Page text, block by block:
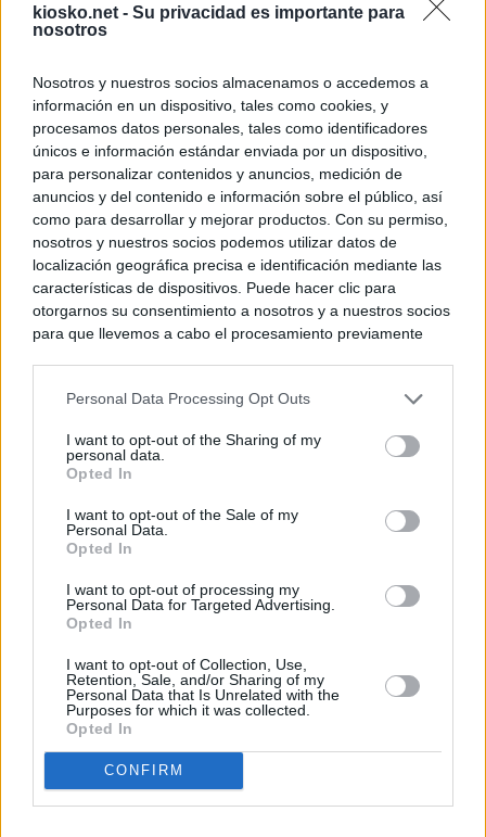
kiosko.net - Su privacidad es importante para
nosotros
Nosotros y nuestros socios almacenamos o accedemos a
información en un dispositivo, tales como cookies, y
procesamos datos personales, tales como identificadores
únicos e información estándar enviada por un dispositivo,
para personalizar contenidos y anuncios, medición de
anuncios y del contenido e información sobre el público, así
como para desarrollar y mejorar productos. Con su permiso,
nosotros y nuestros socios podemos utilizar datos de
localización geográfica precisa e identificación mediante las
características de dispositivos. Puede hacer clic para
otorgarnos su consentimiento a nosotros y a nuestros socios
para que llevemos a cabo el procesamiento previamente
negar su consentimiento. Tenga en cuenta que algún
de su consentimiento, pero usted tiene el derecho de
rechazar tal procesamiento. Sus preferencias se aplicarán
cualquier momento entrando de nuevo en este sitio web o
visitando nuestra política de privacidad.
Personal Data Processing Opt Outs
I want to opt-out of the Sharing of my
personal data.
Opted In
I want to opt-out of the Sale of my
Personal Data.
Opted In
I want to opt-out of processing my
Personal Data for Targeted Advertising.
Opted In
I want to opt-out of Collection, Use,
Retention, Sale, and/or Sharing of my
Personal Data that Is Unrelated with the
Purposes for which it was collected.
Opted In
CONFIRM